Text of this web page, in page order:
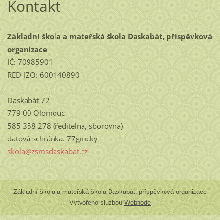
Kontakt
Základní škola a mateřská škola Daskabát, příspěvková
organizace
IČ: 70985901
RED-IZO: 600140890
Daskabát 72
779 00 Olomouc
585 358 278 (ředitelna, sborovna)
datová schránka: 77gmcky
skola@zsmsdaskabat.cz
Základní škola a mateřská škola Daskabát, příspěvková organizace
Vytvořeno službou Webnode